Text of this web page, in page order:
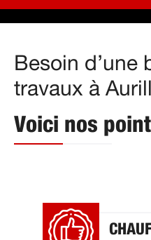
Besoin d’une
travaux à
Voici nos